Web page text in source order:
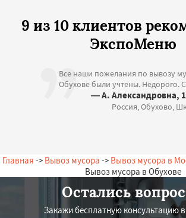
9 из 10 клиентов
ЭкспоМеню
Все наши пожелания по вывозу
Обухове были учтены. Недорого.
— А. Александровна,
Россия, Обухово,
Главная -> Вывоз мусора -> Вывоз мусора в
Вывоз мусора в Обухове
Остались
Закажи бесплатную консультацию